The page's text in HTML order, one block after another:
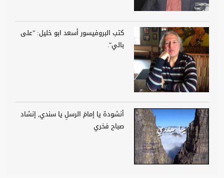
كتب البروفيسور أسعد ابو خليل: "على
بالي".
أنشودة يا إمامَ الرسلِ يا سندي, إنشاد
صباح فخري